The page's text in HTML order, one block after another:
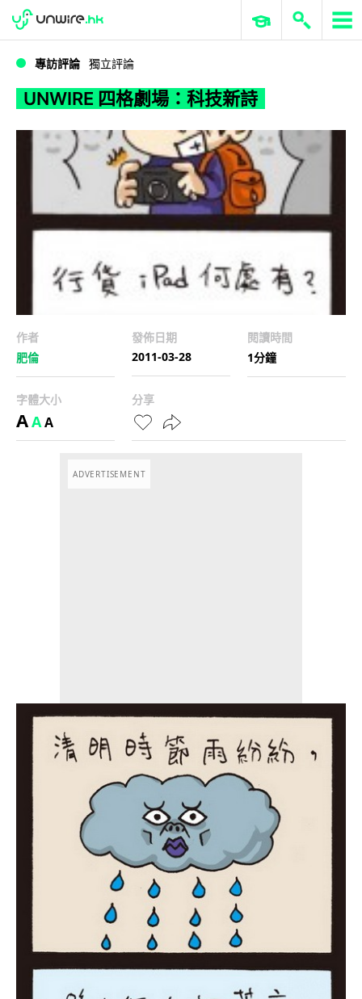
UNWIRE 四格劇場：科技新詩
WWDC 2026 ERP 與商業 AI
專訪評論 獨立評論
UNWIRE 四格劇場：科技新詩
作者
肥倫
發佈日期
2011-03-28
閱讀時間
1分鐘
字體大小
AAA
分享
ADVERTISEMENT